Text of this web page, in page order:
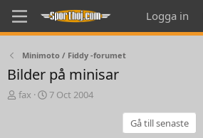
Logga in
Minimoto / Fiddy -forumet
Bilder på minisar
T
fax
S
7 Oct 2004
Gå till senaste